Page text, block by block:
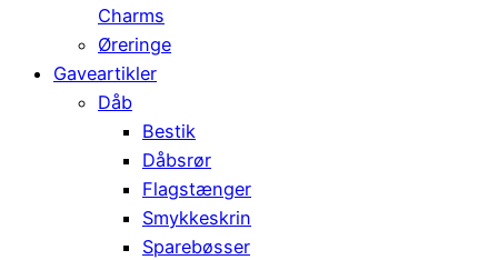
Charms
Øreringe
Gaveartikler
Dåb
Bestik
Dåbsrør
Flagstænger
Smykkeskrin
Sparebøsser